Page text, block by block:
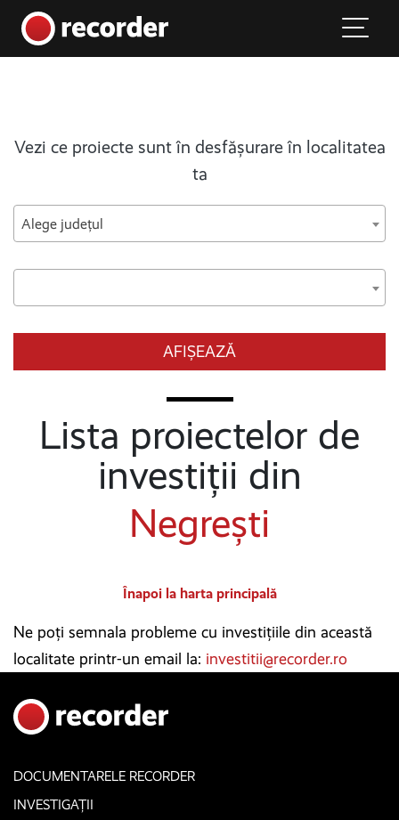
Main Navigation
Vezi ce proiecte sunt în desfășurare în localitatea
ta
Alege județul
AFIȘEAZĂ
Lista proiectelor de
investiții din
Negrești
Înapoi la harta principală
Ne poți semnala probleme cu investițiile din această
localitate printr-un email la: investitii@recorder.ro
DOCUMENTARELE RECORDER
INVESTIGAȚII